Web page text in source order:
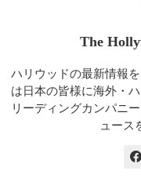
The
ハリウッドの最新情報
は日本の皆様に海外・
リーディングカンパニ
ュース